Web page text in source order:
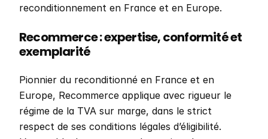
reconditionnement en France et en Europe.
Recommerce : expertise, conformité et
exemplarité
Pionnier du reconditionné en France et en
Europe, Recommerce applique avec rigueur le
régime de la TVA sur marge, dans le strict
respect de ses conditions légales d’éligibilité.